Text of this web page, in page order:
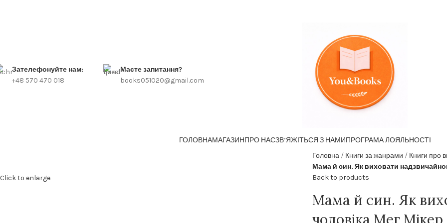
Зателефонуйте нам:
+48 570 470 018
Маєте запитання?
books051020@gmail.com
ГОЛОВНАМАГАЗИНПРО НАСЗВ’ЯЖІТЬСЯ З НАМИПРОГРАМА ЛОЯЛЬНОСТІ
Click to enlarge
Головна Книги за жанрами
Книги про
Мама й син. Як виховати
Back to products
Мама й син. Як